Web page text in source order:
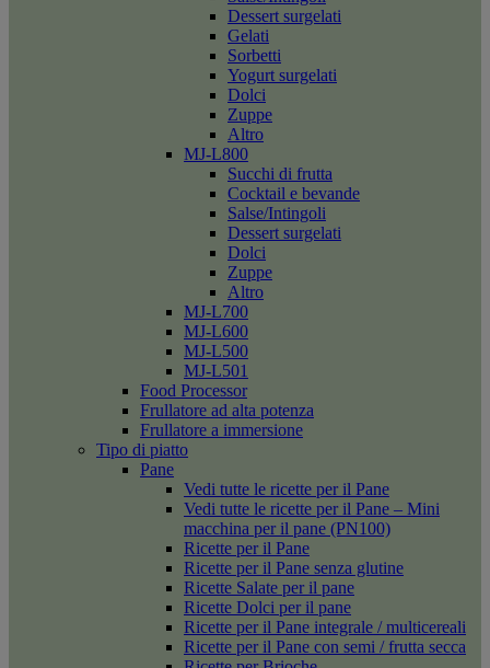
Dessert surgelati
Gelati
Sorbetti
Yogurt surgelati
Dolci
Zuppe
Altro
MJ-L800
Succhi di frutta
Cocktail e bevande
Salse/Intingoli
Dessert surgelati
Dolci
Zuppe
Altro
MJ-L700
MJ-L600
MJ-L500
MJ-L501
Food Processor
Frullatore ad alta potenza
Frullatore a immersione
Tipo di piatto
Pane
Vedi tutte le ricette per il Pane
Vedi tutte le ricette per il Pane – Mini
macchina per il pane (PN100)
Ricette per il Pane
Ricette per il Pane senza glutine
Ricette Salate per il pane
Ricette Dolci per il pane
Ricette per il Pane integrale / multicereali
Ricette per il Pane con semi / frutta secca